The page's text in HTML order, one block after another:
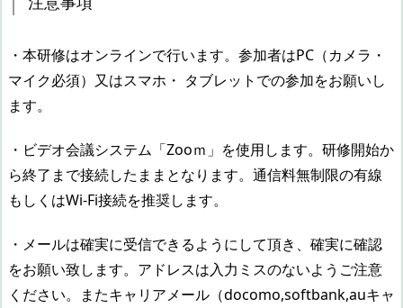
・本研修はオンラインで行います。参加者はPC（カメラ・
マイク必須）又はスマホ・ タブレットでの参加をお願いし
ます。
・ビデオ会議システム「Zooｍ」を使用します。研修開始か
ら終了まで接続したままとなります。通信料無制限の有線
もしくはWi-Fi接続を推奨します。
・メールは確実に受信できるようにして頂き、確実に確認
をお願い致します。アドレスは入力ミスのないようご注意
ください。またキャリアメール（docomo,softbank,auキャ